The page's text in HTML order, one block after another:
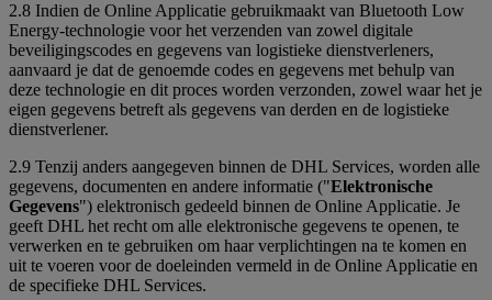
2.8 Indien de Online Applicatie gebruikmaakt van Bluetooth Low
Energy-technologie voor het verzenden van zowel digitale
beveiligingscodes en gegevens van logistieke dienstverleners,
aanvaard je dat de genoemde codes en gegevens met behulp van
deze technologie en dit proces worden verzonden, zowel waar het je
eigen gegevens betreft als gegevens van derden en de logistieke
dienstverlener.
2.9 Tenzij anders aangegeven binnen de DHL Services, worden alle
gegevens, documenten en andere informatie ("Elektronische
Gegevens") elektronisch gedeeld binnen de Online Applicatie. Je
geeft DHL het recht om alle elektronische gegevens te openen, te
verwerken en te gebruiken om haar verplichtingen na te komen en
uit te voeren voor de doeleinden vermeld in de Online Applicatie en
de specifieke DHL Services.